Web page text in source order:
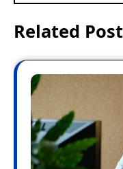
Related